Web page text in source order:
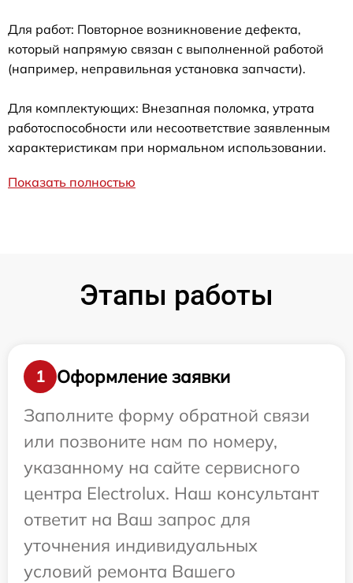
Для работ: Повторное возникновение дефекта,
который напрямую связан с выполненной работой
(например, неправильная установка запчасти).
Для комплектующих: Внезапная поломка, утрата
работоспособности или несоответствие заявленным
характеристикам при нормальном использовании.
Показать полностью
Этапы работы
1
Оформление заявки
Заполните форму обратной связи
или позвоните нам по номеру,
указанному на сайте сервисного
центра Electrolux. Наш консультант
ответит на Ваш запрос для
уточнения индивидуальных
условий ремонта Вашего